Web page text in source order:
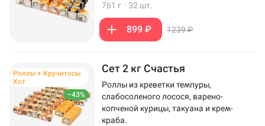
761 г · 32 шт.
899 ₽ 1239 ₽
–43%
Роллы + Кручитосы
Хот
Сет 2 кг Счастья
Роллы из креветки темпуры,
слабосоленого лосося, варено-
копченой курицы, такуана и крем-
краба.